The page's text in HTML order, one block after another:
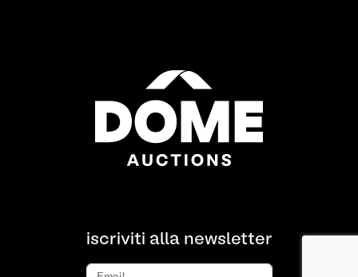
iscriviti alla newsletter